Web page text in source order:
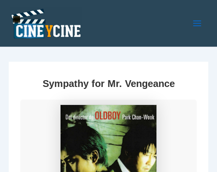
contenido
Sympathy for Mr. Vengeance